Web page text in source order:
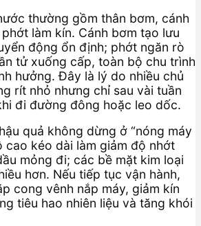
thường gồm thân bơm, cánh
làm kín. Cánh bơm tạo lưu
động ổn định; phớt ngăn rò
tử xuống cấp, toàn bộ chu trình
hưởng. Đây là lý do nhiều chủ
rít nhỏ nhưng chỉ sau vài tuần
đi đường đông hoặc leo dốc.
quả không dừng ở “nóng máy
cao kéo dài làm giảm độ nhớt
mỏng đi; các bề mặt kim loại
hơn. Nếu tiếp tục vận hành,
cong vênh nắp máy, giảm kín
tiêu hao nhiên liệu và tăng khói